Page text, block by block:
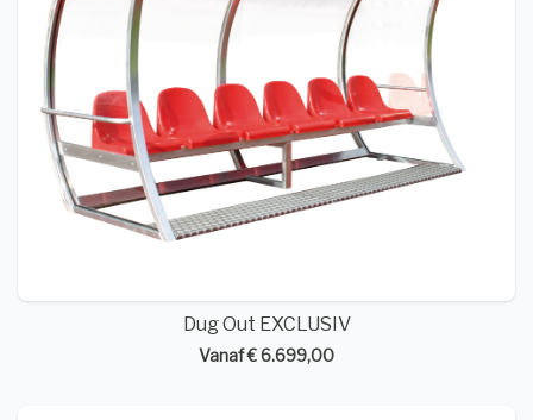
Dug Out EXCLUSIV
Vanaf € 6.699,00